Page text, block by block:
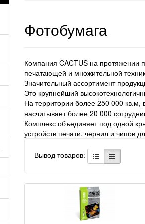
Фотобумага
Компания CACTUS на протяжении
печатающей и множительной
Значительный ассортимент
Это крупнейший
На территории более 250 000
насчитывает более 20 000
Комплекс объединяет под одной
устройств печати, чернил и чипов
Вывод товаров: